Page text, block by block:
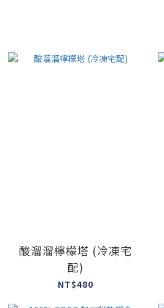
酸溜溜檸檬塔 (冷凍宅
配)
NT$480